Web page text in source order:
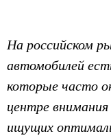
На российском
автомобилей
которые часто
центре
ищущих